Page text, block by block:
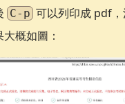
C-p 可以列印成 pdf
概如圖：